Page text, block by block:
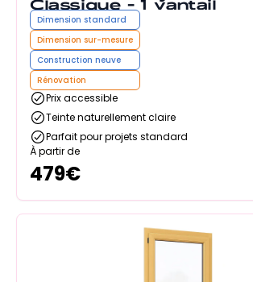
Dimension standard
Dimension sur-mesure
Construction neuve
Rénovation
Prix accessible
Teinte naturellement claire
Parfait pour projets standard
À partir de
479€